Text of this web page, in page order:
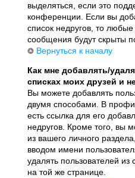
выделяться, если это
конференции. Если вы
список недругов, то
сообщения будут скрыты
Вернуться к началу
Как мне добавлять/
списках моих друзей и
Вы можете добавлять
двумя способами. В
есть ссылка для его
недругов. Кроме того, вы
из вашего личного
вводом имени
удалять пользователей из
на той же странице.